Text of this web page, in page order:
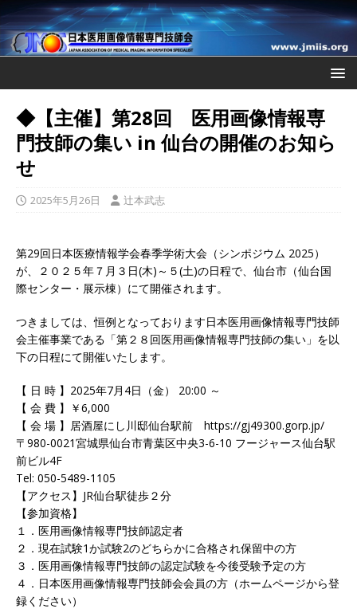
◆【主催】第28回 医用画像情報専
門技師の集い in 仙台の開催のお知ら
せ
2025年5月26日 辻本武志
第29回日本医療情報学会春季学術大会（シンポジウム 2025）
が、２０２５年７月３日(木)～５(土)の日程で、仙台市（仙台国
際センター・展示棟）にて開催されます。
つきましては、恒例となっております日本医用画像情報専門技師
会主催事業である「第２８回医用画像情報専門技師の集い」を以
下の日程にて開催いたします。
【 日 時 】2025年7月4日（金） 20:00 ～
【 会 費 】￥6,000
【 会 場 】居酒屋にし川邸仙台駅前 https://gj49300.gorp.jp/
〒980-0021宮城県仙台市青葉区中央3-6-10 フージャース仙台駅
前ビル4F
Tel: 050-5489-1105
【アクセス】JR仙台駅徒歩２分
【参加資格】
１．医用画像情報専門技師認定者
２．現在試験1か試験2のどちらかに合格され保留中の方
３．医用画像情報専門技師の認定試験を今後受験予定の方
４．日本医用画像情報専門技師会会員の方（ホームページから登
録ください）